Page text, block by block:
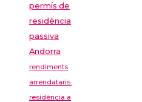
permís de
residència
passiva
Andorra
rendiments
arrendataris.
residència a